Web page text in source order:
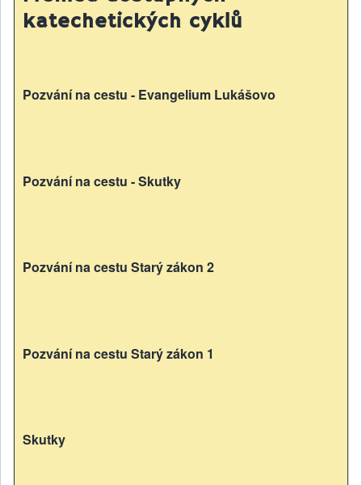
katechetických cyklů
Pozvání na cestu - Evangelium Lukášovo
Pozvání na cestu - Skutky
Pozvání na cestu Starý zákon 2
Pozvání na cestu Starý zákon 1
Skutky